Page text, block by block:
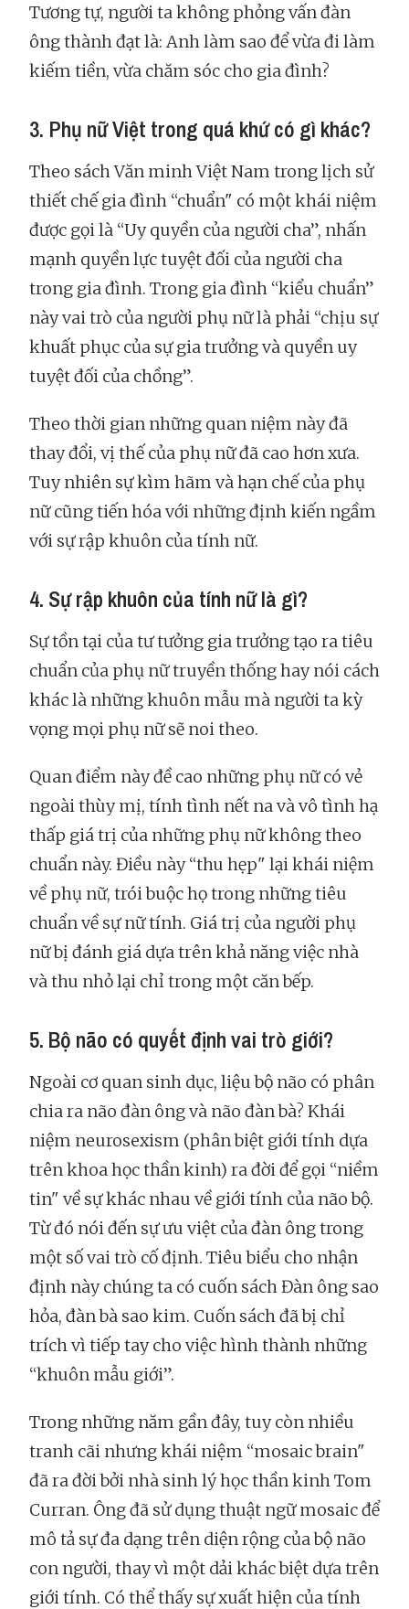
Tương tự, người ta không phỏng vấn đàn
ông thành đạt là: Anh làm sao để vừa đi làm
kiếm tiền, vừa chăm sóc cho gia đình?
3. Phụ nữ Việt trong quá khứ có gì khác?
Theo sách Văn minh Việt Nam trong lịch sử
thiết chế gia đình “chuẩn" có một khái niệm
được gọi là “Uy quyền của người cha”, nhấn
mạnh quyền lực tuyệt đối của người cha
trong gia đình. Trong gia đình “kiểu chuẩn”
này vai trò của người phụ nữ là phải “chịu sự
khuất phục của sự gia trưởng và quyền uy
tuyệt đối của chồng”.
Theo thời gian những quan niệm này đã
thay đổi, vị thế của phụ nữ đã cao hơn xưa.
Tuy nhiên sự kìm hãm và hạn chế của phụ
nữ cũng tiến hóa với những định kiến ngầm
với sự rập khuôn của tính nữ.
4. Sự rập khuôn của tính nữ là gì?
Sự tồn tại của tư tưởng gia trưởng tạo ra tiêu
chuẩn của phụ nữ truyền thống hay nói cách
khác là những khuôn mẫu mà người ta kỳ
vọng mọi phụ nữ sẽ noi theo.
Quan điểm này đề cao những phụ nữ có vẻ
ngoài thùy mị, tính tình nết na và vô tình hạ
thấp giá trị của những phụ nữ không theo
chuẩn này. Điều này “thu hẹp" lại khái niệm
về phụ nữ, trói buộc họ trong những tiêu
chuẩn về sự nữ tính. Giá trị của người phụ
nữ bị đánh giá dựa trên khả năng việc nhà
và thu nhỏ lại chỉ trong một căn bếp.
5. Bộ não có quyết định vai trò giới?
Ngoài cơ quan sinh dục, liệu bộ não có phân
chia ra não đàn ông và não đàn bà? Khái
niệm neurosexism (phân biệt giới tính dựa
trên khoa học thần kinh) ra đời để gọi “niềm
tin" về sự khác nhau về giới tính của não bộ.
Từ đó nói đến sự ưu việt của đàn ông trong
một số vai trò cố định. Tiêu biểu cho nhận
định này chúng ta có cuốn sách Đàn ông sao
hỏa, đàn bà sao kim. Cuốn sách đã bị chỉ
trích vì tiếp tay cho việc hình thành những
“khuôn mẫu giới”.
Trong những năm gần đây, tuy còn nhiều
tranh cãi nhưng khái niệm “mosaic brain"
đã ra đời bởi nhà sinh lý học thần kinh Tom
Curran. Ông đã sử dụng thuật ngữ mosaic để
mô tả sự đa dạng trên diện rộng của bộ não
con người, thay vì một dải khác biệt dựa trên
giới tính. Có thể thấy sự xuất hiện của tính